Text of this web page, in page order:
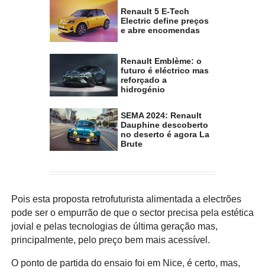
Renault 5 E-Tech
Electric define preços
e abre encomendas
Renault Emblème: o
futuro é eléctrico mas
reforçado a
hidrogénio
SEMA 2024: Renault
Dauphine descoberto
no deserto é agora La
Brute
Pois esta proposta retrofuturista alimentada a electrões
pode ser o empurrão de que o sector precisa pela estética
jovial e pelas tecnologias de última geração mas,
principalmente, pelo preço bem mais acessível.
O ponto de partida do ensaio foi em Nice, é certo, mas,